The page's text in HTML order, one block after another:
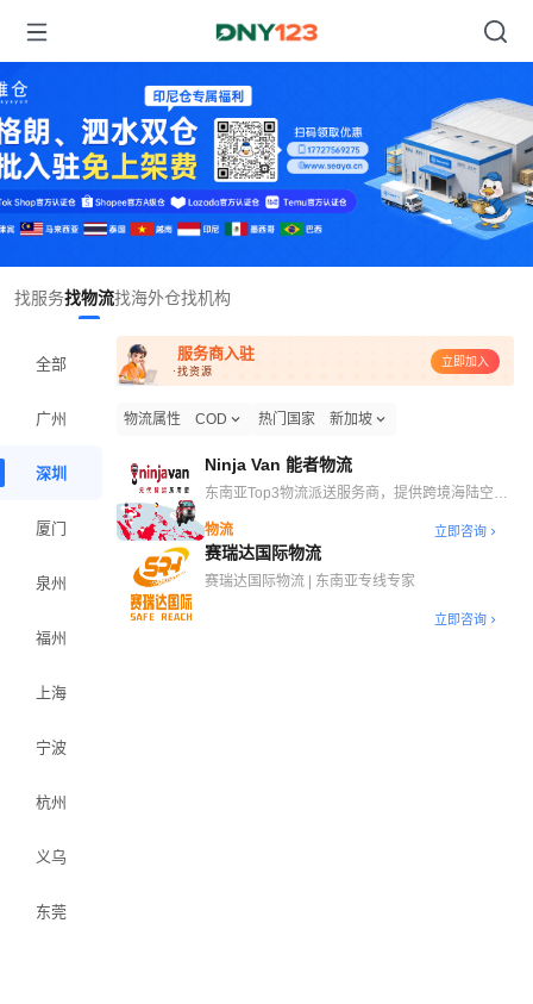
找服务找物流找海外仓找机构
全部
广州
深圳
厦门
泉州
福州
上海
宁波
杭州
义乌
东莞
服务商入驻
·找资源
立即加入
物流属性 COD 热门国家 新加坡
Ninja Van 能者物流
东南亚Top3物流派送服务商，提供跨境海陆空干
方案
物流 立即咨询
赛瑞达国际物流
赛瑞达国际物流 | 东南亚专线专家
立即咨询